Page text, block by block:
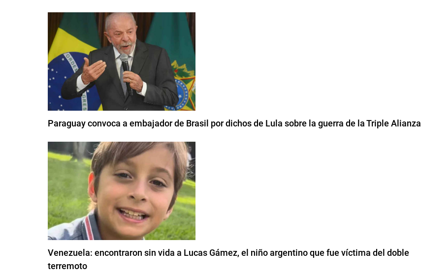
Paraguay convoca a embajador de Brasil por dichos de Lula sobre la guerra de la Triple Alianza
Venezuela: encontraron sin vida a Lucas Gámez, el niño argentino que fue víctima del doble
terremoto